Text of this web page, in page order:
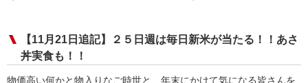
【11月21日追記】２５日週は毎日新米が当たる！！あさ
丼実食も！！
物価高い何かと物入りなご時世と、年末にかけて気になる皆さんを